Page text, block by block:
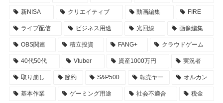
新NISA クリエイティブ 動画編集 FIRE
ライブ配信 ビジネス用途 光回線 画像編集
OBS関連 積立投資 FANG+ クラウドゲーム
40代50代 Vtuber 資産1000万円 実況者
取り崩し 節約 S&P500 転売ヤー オルカン
基本作業 ゲーミング用途 社会不適合 税金